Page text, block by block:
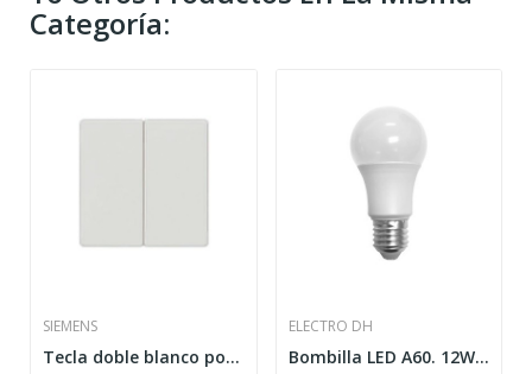
Categoría:
SIEMENS
Tecla doble blanco polar Siemens Delta Miro...
ELECTRO DH
Bombilla LED A60. 12W.E27.3200K. CAL.